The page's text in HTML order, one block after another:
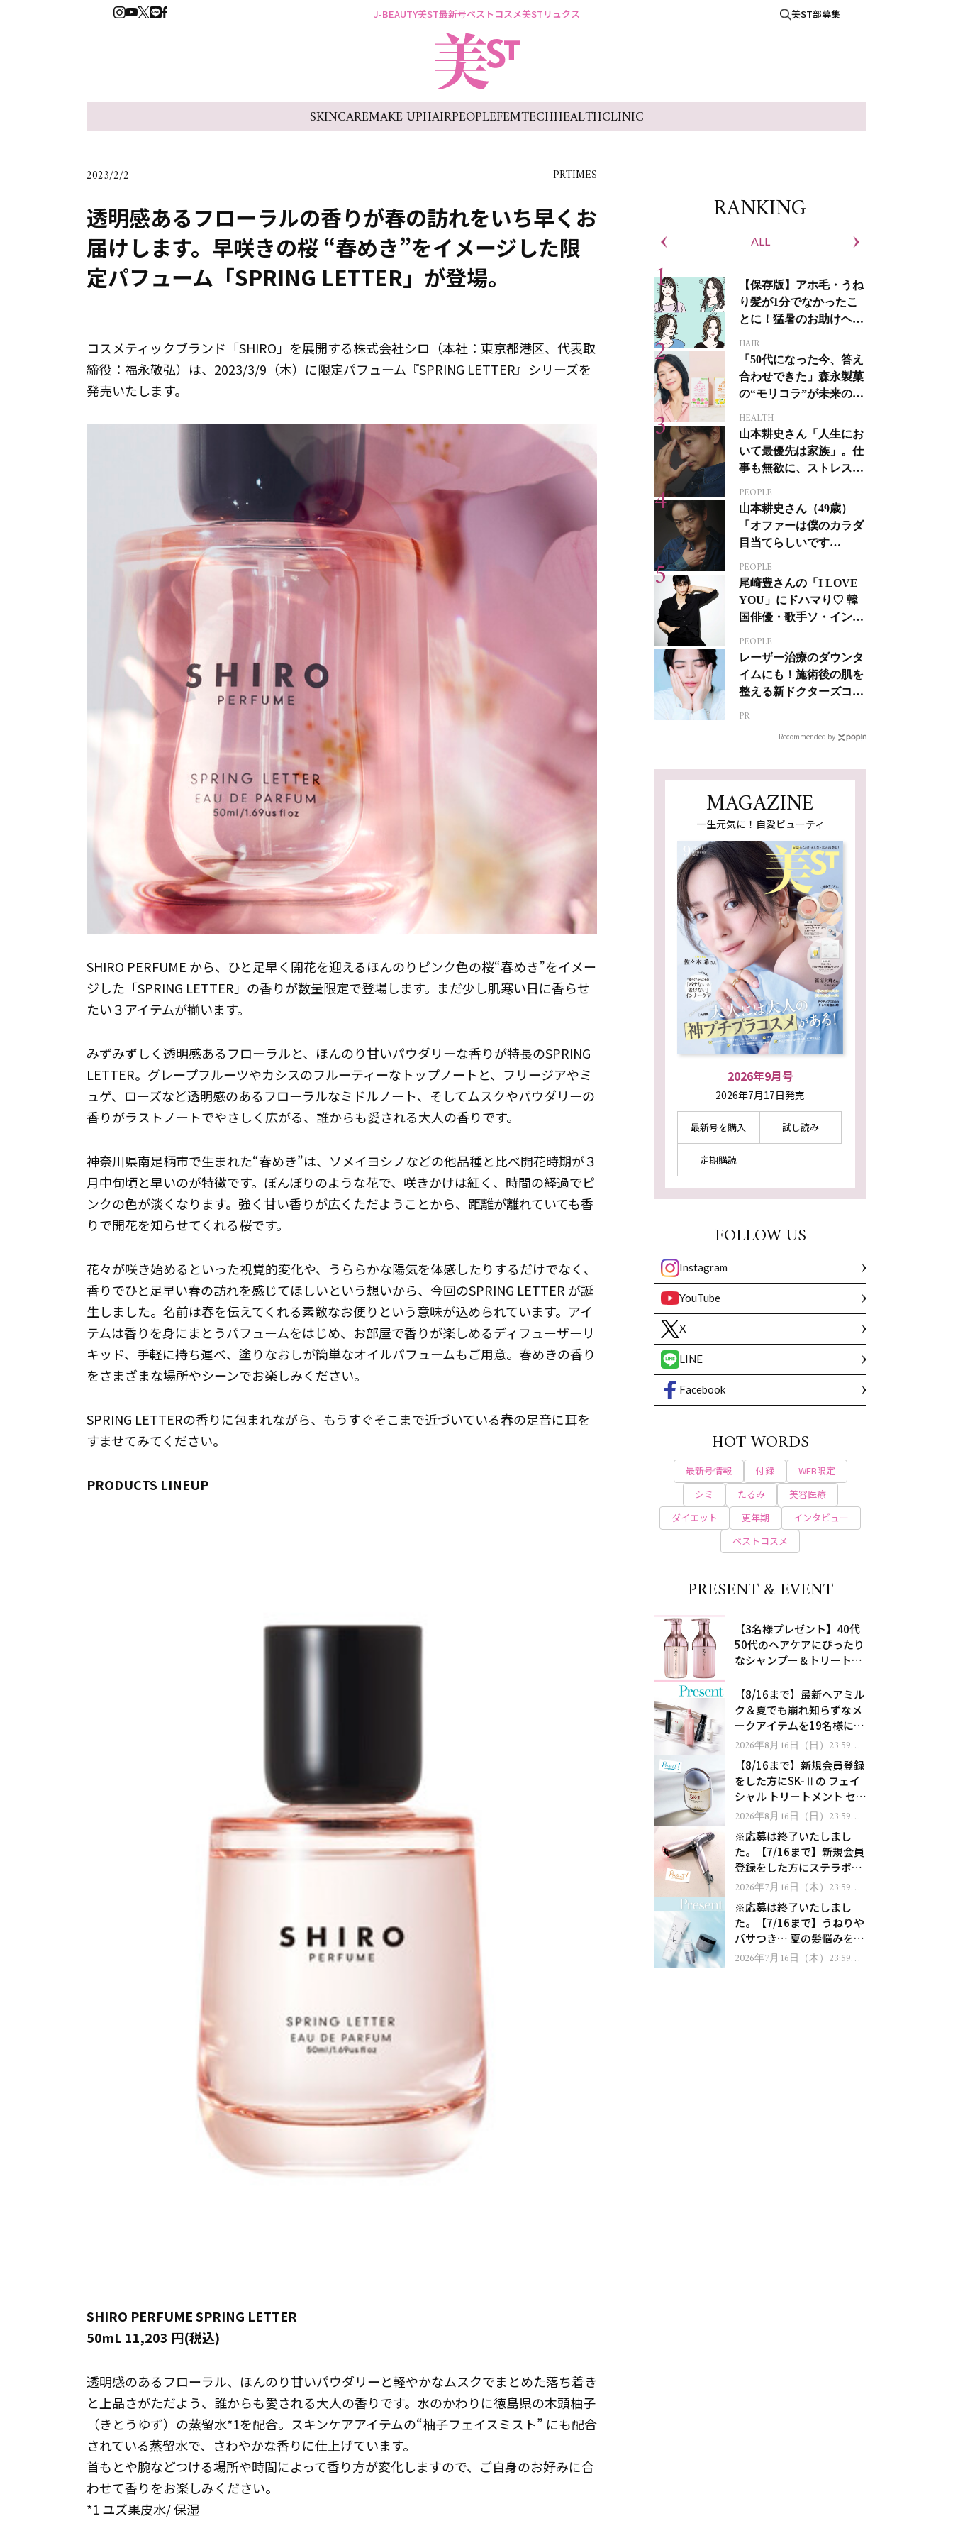
J-BEAUTY美ST最新号ベストコスメ美STリュクス 美ST部募集
SKINCAREMAKE UPHAIRPEOPLEFEMTECHHEALTHCLINIC
2023/2/2 PRTIMES
透明感あるフローラルの香りが春の訪れをいち早くお
届けします。早咲きの桜 “春めき”をイメージした限
定パフューム「SPRING LETTER」が登場。
コスメティックブランド「SHIRO」を展開する株式会社シロ（本社：東京都港区、代表取
締役：福永敬弘）は、2023/3/9（木）に限定パフューム『SPRING LETTER』シリーズを
発売いたします。
SHIRO PERFUME から、ひと足早く開花を迎えるほんのりピンク色の桜“春めき”をイメー
ジした「SPRING LETTER」の香りが数量限定で登場します。まだ少し肌寒い日に香らせ
たい３アイテムが揃います。
みずみずしく透明感あるフローラルと、ほんのり甘いパウダリーな香りが特長のSPRING
LETTER。グレープフルーツやカシスのフルーティーなトップノートと、フリージアやミ
ュゲ、ローズなど透明感のあるフローラルなミドルノート、そしてムスクやパウダリーの
香りがラストノートでやさしく広がる、誰からも愛される大人の香りです。
神奈川県南足柄市で生まれた“春めき”は、ソメイヨシノなどの他品種と比べ開花時期が３
月中旬頃と早いのが特徴です。ぼんぼりのような花で、咲きかけは紅く、時間の経過でピ
ンクの色が淡くなります。強く甘い香りが広くただようことから、距離が離れていても香
りで開花を知らせてくれる桜です。
花々が咲き始めるといった視覚的変化や、うららかな陽気を体感したりするだけでなく、
香りでひと足早い春の訪れを感じてほしいという想いから、今回のSPRING LETTER が誕
生しました。名前は春を伝えてくれる素敵なお便りという意味が込められています。アイ
テムは香りを身にまとうパフュームをはじめ、お部屋で香りが楽しめるディフューザーリ
キッド、手軽に持ち運べ、塗りなおしが簡単なオイルパフュームもご用意。春めきの香り
をさまざまな場所やシーンでお楽しみください。
SPRING LETTERの香りに包まれながら、もうすぐそこまで近づいている春の足音に耳を
すませてみてください。
PRODUCTS LINEUP
SHIRO PERFUME SPRING LETTER
50mL 11,203 円(税込)
透明感のあるフローラル、ほんのり甘いパウダリーと軽やかなムスクでまとめた落ち着き
と上品さがただよう、誰からも愛される大人の香りです。水のかわりに徳島県の木頭柚子
（きとうゆず）の蒸留水*1を配合。スキンケアアイテムの“柚子フェイスミスト” にも配合
されている蒸留水で、さわやかな香りに仕上げています。
首もとや腕などつける場所や時間によって香り方が変化しますので、ご自身のお好みに合
わせて香りをお楽しみください。
*1 ユズ果皮水/ 保湿
RANKING
ALL
【保存版】アホ毛・うね
り髪が1分でなかったこ
とに！猛暑のお助けヘア
HAIR
「50代になった今、答え
合わせできた」森永製菓
の“モリコラ”が未来のキ
HEALTH
山本耕史さん「人生にお
いて最優先は家族」。仕
事も無欲に、ストレスを
PEOPLE
山本耕史さん（49歳）
「オファーは僕のカラダ
目当てらしいです
ジカルへの挑戦
PEOPLE
尾崎豊さんの「I LOVE
YOU」にドハマり♡ 韓
国俳優・歌手ソ・イング
人生って？
PEOPLE
レーザー治療のダウンタ
イムにも！施術後の肌を
整える新ドクターズコス
PR
Recommended by
MAGAZINE
一生元気に！自愛ビューティ
2026年9月号
2026年7月17日発売
最新号を購入 試し読み
定期購読
FOLLOW US
Instagram
YouTube
X
LINE
Facebook
HOT WORDS
最新号情報 付録
WEB限定
シミ
たるみ
美容医療
ダイエット
更年期
インタビュー
ベストコスメ
PRESENT & EVENT
【3名様プレゼント】40代
50代のヘアケアにぴったり
なシャンプー＆トリートメ
処！
【8/16まで】最新ヘアミル
ク＆夏でも崩れ知らずなメ
ークアイテムを19名様にプ
レゼント！
2026年8月16日（日）23:59ま
で【8/16まで】新規会員登録
をした方にSK-Ⅱの フェイ
シャル トリートメント セラ
ムをプレゼント！
2026年8月16日（日）23:59ま
※応募は終了いたしまし
た。【7/16まで】新規会員
登録をした方にステラボー
テのシャインリバース ヘア
ゼント！
2026年7月16日（木）23:59ま
※応募は終了いたしまし
た。【7/16まで】うねりや
パサつき… 夏の髪悩みを解
消するヘアケアアイテムを
2026年7月16日（木）23:59ま